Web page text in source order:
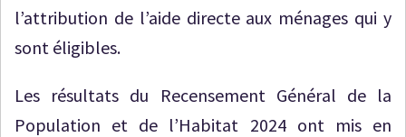
l’attribution de l’aide directe aux ménages qui y
sont éligibles.
Les résultats du Recensement Général de la
Population et de l’Habitat 2024 ont mis en